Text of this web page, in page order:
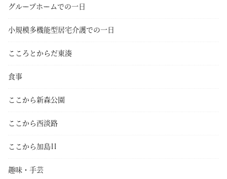
グループホームでの一日
小規模多機能型居宅介護での一日
こころとからだ東湊
食事
ここから新森公園
ここから西淡路
ここから加島II
趣味・手芸